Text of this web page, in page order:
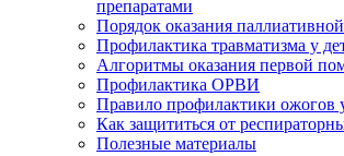
препаратами
Порядок оказания
Профилактика травматизма у
Алгоритмы оказания первой
Профилактика ОРВИ
Правило профилактики ожогов
Как защититься от
Полезные материалы